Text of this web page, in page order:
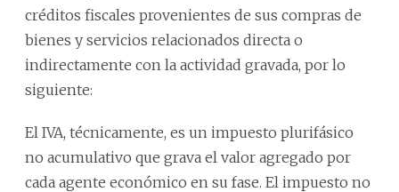
créditos fiscales provenientes de sus compras de
bienes y servicios relacionados directa o
indirectamente con la actividad gravada, por lo
siguiente:
El IVA, técnicamente, es un impuesto plurifásico
no acumulativo que grava el valor agregado por
cada agente económico en su fase. El impuesto no